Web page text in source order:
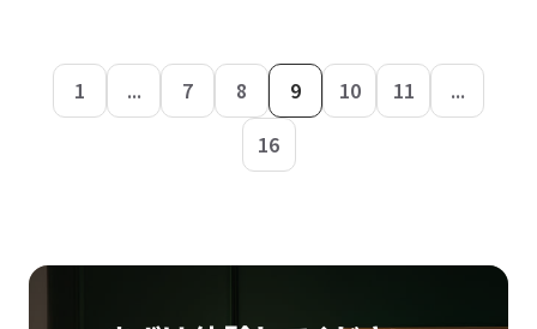
1 ... 7 8 9 10 11
...
16